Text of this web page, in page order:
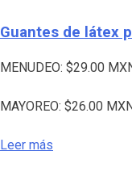
Guantes de látex
MENUDEO: $29.00
MAYOREO: $26.00 MXN
Leer más